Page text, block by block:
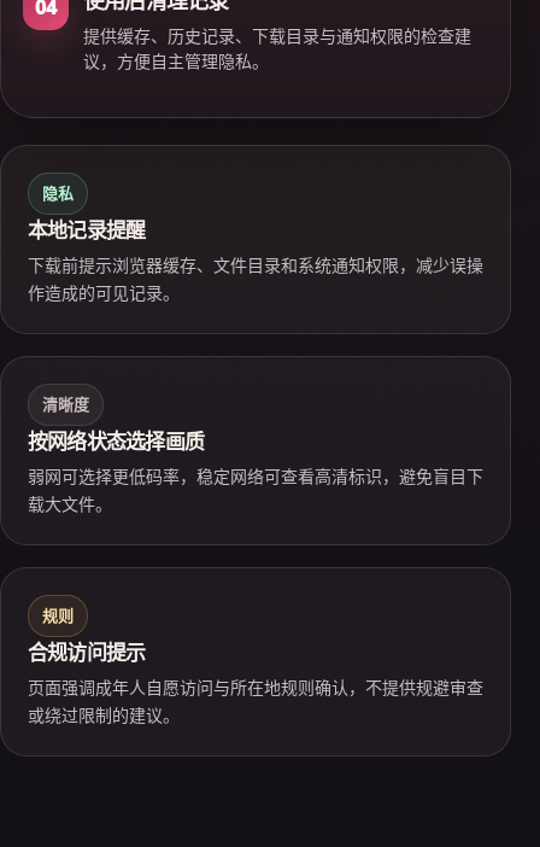
04
提供缓存、历史记录、下载目录与通知权限的检查建
议，方便自主管理隐私。
隐私
本地记录提醒
下载前提示浏览器缓存、文件目录和系统通知权限，减少误操
作造成的可见记录。
清晰度
按网络状态选择画质
弱网可选择更低码率，稳定网络可查看高清标识，避免盲目下
载大文件。
规则
合规访问提示
页面强调成年人自愿访问与所在地规则确认，不提供规避审查
或绕过限制的建议。